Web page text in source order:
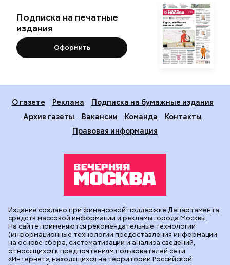
Подписка на печатные
издания
Оформить
О газете Реклама
Подписка на бумажные издания
Архив газеты
Вакансии Команда
Контакты
Правовая информация
Издание создано при финансовой поддержке Департамента
средств массовой информации и рекламы города Москвы.
На сайте применяются рекомендательные технологии
(информационные технологии предоставления информации
на основе сбора, систематизации и анализа сведений,
относящихся к предпочтениям пользователей сети
«Интернет», находящихся на территории Российской